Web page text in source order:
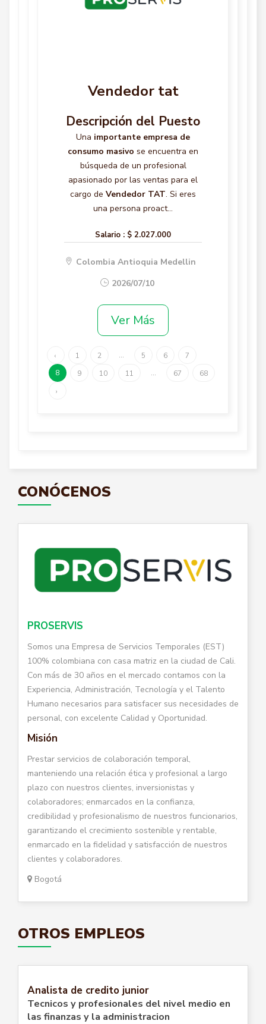
Vendedor tat
Descripción del Puesto
Una importante empresa de
consumo masivo se encuentra en
búsqueda de un profesional
apasionado por las ventas para el
cargo de Vendedor TAT. Si eres
una persona proact...
Salario : $ 2.027.000
Colombia Antioquia Medellin
2026/07/10
Ver Más
‹ 1 2 ... 5 6
7
8
9 10 11 ... 67
68
›
CONÓCENOS
PROSERVIS
Somos una Empresa de Servicios Temporales (EST)
100% colombiana con casa matriz en la ciudad de Cali.
Con más de 30 años en el mercado contamos con la
Experiencia, Administración, Tecnología y el Talento
Humano necesarios para satisfacer sus necesidades de
personal, con excelente Calidad y Oportunidad.
Misión
Prestar servicios de colaboración temporal,
manteniendo una relación ética y profesional a largo
plazo con nuestros clientes, inversionistas y
colaboradores; enmarcados en la confianza,
credibilidad y profesionalismo de nuestros funcionarios,
garantizando el crecimiento sostenible y rentable,
enmarcado en la fidelidad y satisfacción de nuestros
clientes y colaboradores.
Bogotá
OTROS EMPLEOS
Analista de credito junior
Tecnicos y profesionales del nivel medio en
las finanzas y la administracion